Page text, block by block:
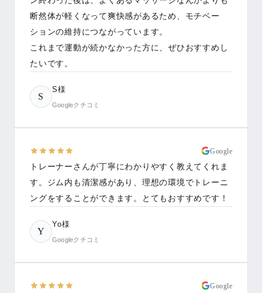
断然体が軽くなって爽快感があるため、モチベー
ションの維持につながっています。
これまで運動が続かなかった方に、ぜひおすすめし
たいです。
S
S様
Googleクチコミ
Google
トレーナーさんが丁寧にわかりやすく教えてくれま
す。ジム内も清潔感があり、理想の環境でトレーニ
ングをすることができます。とてもおすすめです！
Y
Yo様
Googleクチコミ
Google